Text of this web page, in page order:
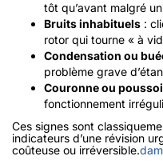
tôt qu’avant malgré
Bruits inhabituels :
rotor qui tourne « à
Condensation ou
problème grave
Couronne ou
fonctionnement
Ces signes sont
indicateurs d’une révision
coûteuse ou irréversible.